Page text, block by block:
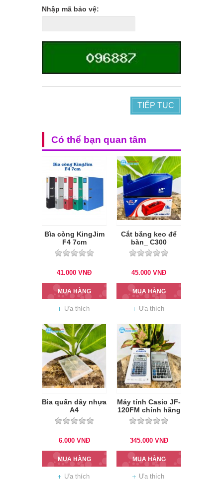
Nhập mã bảo vệ:
TIẾP TỤC
Có thể bạn quan tâm
Bìa còng KingJim
F4 7cm
41.000 VNĐ
MUA HÀNG
Ưa thích
Cắt băng keo để
bàn_ C300
45.000 VNĐ
MUA HÀNG
Ưa thích
Bìa quấn dây nhựa
A4
6.000 VNĐ
MUA HÀNG
Ưa thích
Máy tính Casio JF-
120FM chính hãng
345.000 VNĐ
MUA HÀNG
Ưa thích